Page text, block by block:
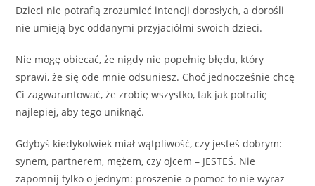
Dzieci nie potrafią zrozumieć intencji dorosłych, a dorośli
nie umieją byc oddanymi przyjaciółmi swoich dzieci.
Nie mogę obiecać, że nigdy nie popełnię błędu, który
sprawi, że się ode mnie odsuniesz. Choć jednocześnie chcę
Ci zagwarantować, że zrobię wszystko, tak jak potrafię
najlepiej, aby tego uniknąć.
Gdybyś kiedykolwiek miał wątpliwość, czy jesteś dobrym:
synem, partnerem, mężem, czy ojcem – JESTEŚ. Nie
zapomnij tylko o jednym: proszenie o pomoc to nie wyraz